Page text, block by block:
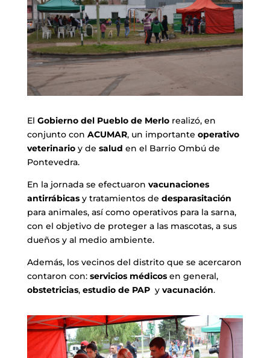
El Gobierno del Pueblo de Merlorealizó, en
conjunto con ACUMAR, un importante operativo
veterinario y de salud en el Barrio Ombú de
Pontevedra.
En la jornada se efectuaron vacunaciones
antirrábicasy tratamientos de desparasitación
para animales, así como operativos para la sarna,
con el objetivo de proteger a las mascotas, a sus
dueños y al medio ambiente.
Además, los vecinos del distrito que se acercaron
contaron con: servicios médicos en general,
obstetricias, estudio de PAPy vacunación.